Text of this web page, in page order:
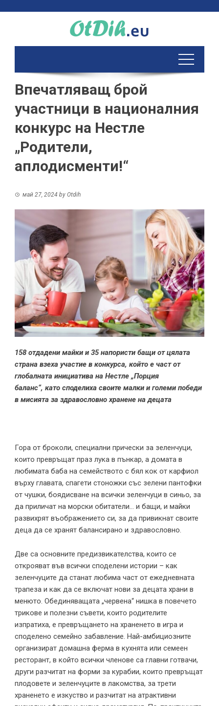
Впечатляващ брой
участници в националния
конкурс на Нестле
„Родители,
аплодисменти!“
май 27, 2024 by Otdih
158 отдадени майки и 35 напористи бащи от цялата
страна взеха участие в конкурса, който е част от
глобалната инициатива на Нестле „Порция
баланс“, като споделиха своите малки и големи победи
в мисията за здравословно хранене на децата
Гора от броколи, специални прически за зеленчуци,
които превръщат праз лука в пънкар, а домата в
любимата баба на семейството с бял кок от карфиол
върху главата, спагети стоножки със зелени пантофки
от чушки, боядисване на всички зеленчуци в синьо, за
да приличат на морски обитатели… и бащи, и майки
развихрят въображението си, за да привикнат своите
деца да се хранят балансирано и здравословно.
Две са основните предизвикателства, които се
открояват във всички споделени истории – как
зеленчуците да станат любима част от ежедневната
трапеза и как да се включат нови за децата храни в
менюто. Обединяващата „червена“ нишка в повечето
трикове и полезни съвети, които родителите
изпратиха, е превръщането на храненето в игра и
споделено семейно забавление. Най-амбициозните
организират домашна ферма в кухнята или семеен
ресторант, в който всички членове са главни готвачи,
други разчитат на форми за курабии, които превръщат
плодовете и зеленчуците в лакомства, за трети
храненето е изкуство и разчитат на атрактивни